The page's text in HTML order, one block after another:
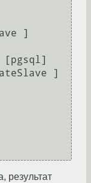
]
результат